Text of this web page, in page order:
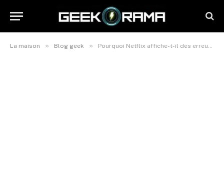
La maison » Blog geek » Pourquoi Netflix affiche-t-il des erreurs de téléchargement et comment y remédier ?